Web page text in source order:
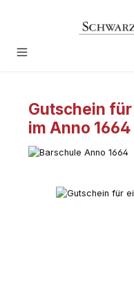
Gutschein
im Anno 1664
Bildergalerie